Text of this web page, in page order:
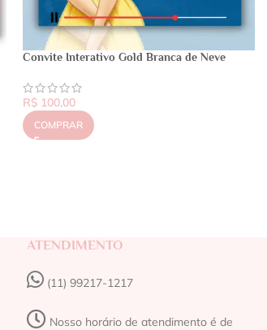
Convite Interativo Gold Branca de Neve
R$ 100,00
COMPRAR
ATENDIMENTO
(11) 99217-1217‬
Nosso horário de atendimento é de